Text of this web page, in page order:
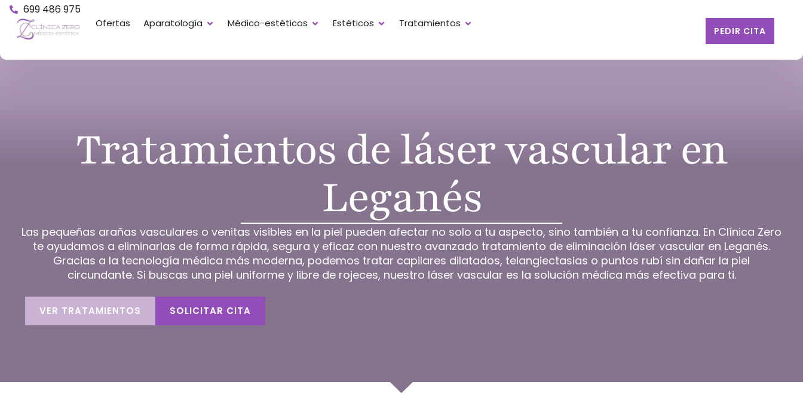
699 486 975
Ofertas Aparatología Médico-estéticos Estéticos Tratamientos
PEDIR CITA
Tratamientos de láser vascular en
Leganés
Las pequeñas arañas vasculares o venitas visibles en la piel pueden afectar no solo a tu aspecto, sino también a tu confianza. En Clínica Zero
te ayudamos a eliminarlas de forma rápida, segura y eficaz con nuestro avanzado tratamiento de eliminación láser vascular en Leganés.
Gracias a la tecnología médica más moderna, podemos tratar capilares dilatados, telangiectasias o puntos rubí sin dañar la piel
circundante. Si buscas una piel uniforme y libre de rojeces, nuestro láser vascular es la solución médica más efectiva para ti.
VER TRATAMIENTOS SOLICITAR CITA